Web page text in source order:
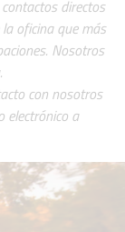
directos
oficina que más
Nosotros
con nosotros
electrónico a